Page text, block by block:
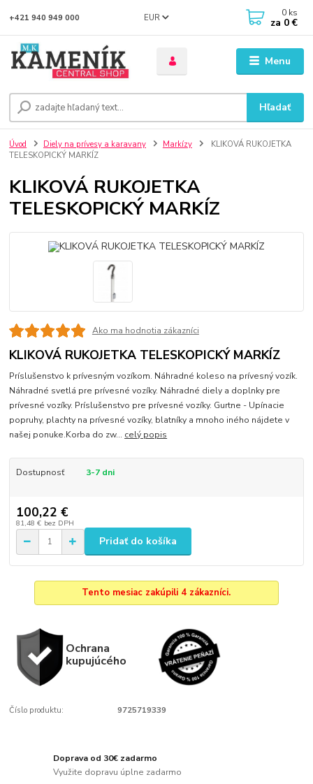
Menu
EUR
Hľadať
+421 940 949 000 0 ks
za 0 €
Úvod Diely na prívesy a karavany Markízy
KLIKOVÁ RUKOJETKA
TELESKOPICKÝ MARKÍZ
KLIKOVÁ RUKOJETKA
TELESKOPICKÝ MARKÍZ
Ako ma hodnotia zákazníci
KLIKOVÁ RUKOJETKA TELESKOPICKÝ MARKÍZ
Príslušenstvo k prívesným vozíkom. Náhradné koleso na prívesný vozík.
Náhradné svetlá pre prívesné vozíky. Náhradné diely a doplnky pre
prívesné vozíky. Príslušenstvo pre prívesné vozíky. Gurtne - Upínacie
popruhy, plachty na prívesné vozíky, blatníky a mnoho iného nájdete v
našej ponuke.Korba do zw... celý popis
Dostupnosť 3-7 dni
100,22 €
81,48 € bez DPH
Pridať do košíka
Tento mesiac zakúpili 4 zákazníci.
Ochrana
kupujúcého
Číslo produktu: 9725719339
Doprava od 30€ zadarmo
Využite dopravu úplne zadarmo